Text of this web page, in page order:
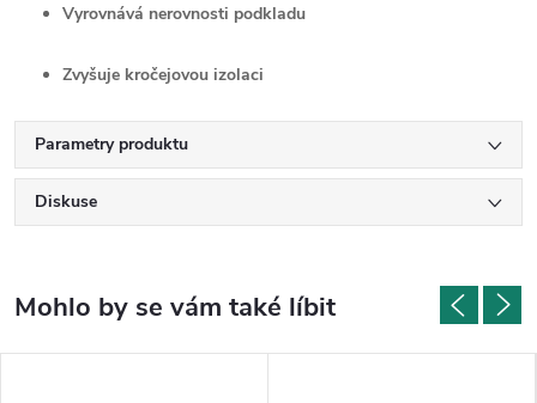
Vyrovnává nerovnosti podkladu
Zvyšuje kročejovou izolaci
Parametry produktu
Diskuse